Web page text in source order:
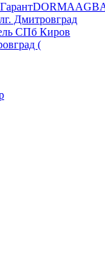
DORMAAGB
г. Дмитровград
СПб Киров
(